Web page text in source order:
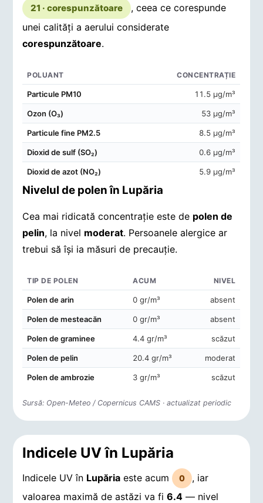
21 · corespunzătoare
, ceea ce corespunde
unei calități a aerului considerate
corespunzătoare.
POLUANT CONCENTRAȚIE
Particule PM10 11.5 μg/m³
Ozon (O₃) 53 μg/m³
Particule fine PM2.5 8.5 μg/m³
Dioxid de sulf (SO₂) 0.6 μg/m³
Dioxid de azot (NO₂) 5.9 μg/m³
Nivelul de polen în Lupăria
Cea mai ridicată concentrație este de polen de
pelin, la nivel moderat. Persoanele alergice ar
trebui să își ia măsuri de precauție.
Concentrații de polen în aerul din Lupăria
TIP DE POLEN ACUM NIVEL
Polen de arin 0 gr/m³ absent
Polen de mesteacăn 0 gr/m³ absent
Polen de graminee 4.4 gr/m³ scăzut
Polen de pelin 20.4 gr/m³ moderat
Polen de ambrozie 3 gr/m³ scăzut
Sursă: Open-Meteo / Copernicus CAMS · actualizat periodic
Indicele UV în Lupăria
Indicele UV în Lupăria este acum 0
, iar
valoarea maximă de astăzi va fi6.4 — nivel